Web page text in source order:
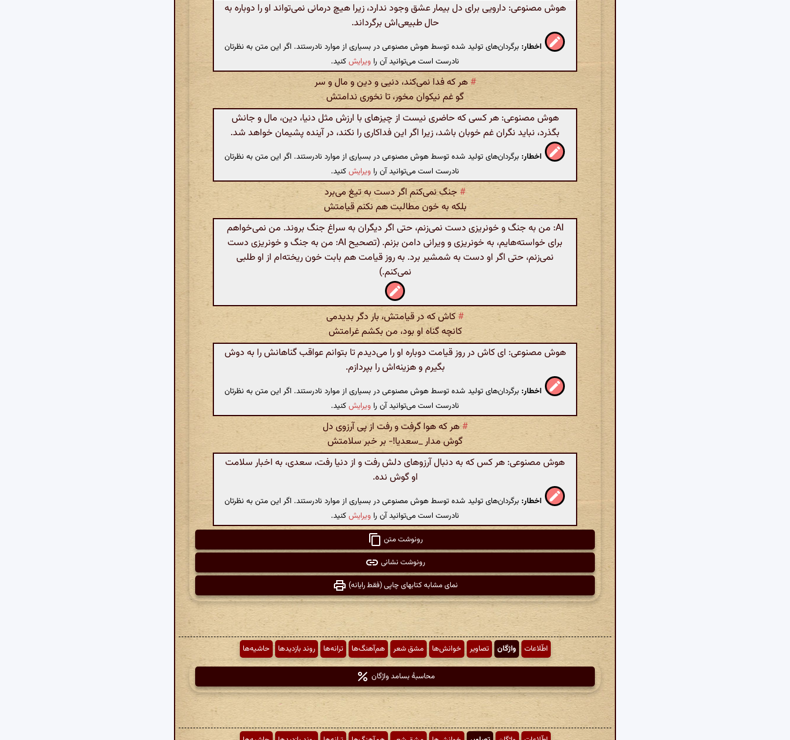
هوش مصنوعی: دارویی برای دل بیمار عشق وجود ندارد، زیرا هیچ درمانی نمی‌تواند او را دوباره به
حال طبیعی‌اش برگرداند.
اخطار: برگردان‌های تولید شده توسط هوش مصنوعی در بسیاری از موارد نادرستند. اگر این متن به نظرتان
نادرست است می‌توانید آن را ویرایشکنید.
# هر که فدا نمی‌کند، دنیی و دین و مال و سر
گو غم نیکوان مخور، تا نخوری ندامتش
هوش مصنوعی: هر کسی که حاضری نیست از چیزهای با ارزش مثل دنیا، دین، مال و جانش
بگذرد، نباید نگران غم خوبان باشد، زیرا اگر این فداکاری را نکند، در آینده پشیمان خواهد شد.
اخطار: برگردان‌های تولید شده توسط هوش مصنوعی در بسیاری از موارد نادرستند. اگر این متن به نظرتان
نادرست است می‌توانید آن را ویرایشکنید.
# جنگ نمی‌کنم اگر دست به تیغ می‌برد
بلکه به خون مطالبت هم نکنم قیامتش
AI: من به جنگ و خونریزی دست نمی‌زنم، حتی اگر دیگران به سراغ جنگ بروند. من نمی‌خواهم
برای خواسته‌هایم، به خونریزی و ویرانی دامن بزنم. (تصحیح AI: من به جنگ و خونریزی دست
نمی‌زنم، حتی اگر او دست به شمشیر برد. به روز قیامت هم بابت خون ریخته‌ام از او طلبی
نمی‌کنم.)
# کاش که در قیامتش، بار دگر بدیدمی
کانچه گناه او بود، من بکشم غرامتش
هوش مصنوعی: ای کاش در روز قیامت دوباره او را می‌دیدم تا بتوانم عواقب گناهانش را به دوش
بگیرم و هزینه‌اش را بپردازم.
اخطار: برگردان‌های تولید شده توسط هوش مصنوعی در بسیاری از موارد نادرستند. اگر این متن به نظرتان
نادرست است می‌توانید آن را ویرایشکنید.
#هر که هوا گرفت و رفت از پی آرزوی دل
گوش مدار _سعدیا!- بر خبر سلامتش
هوش مصنوعی: هر کس که به دنبال آرزوهای دلش رفت و از دنیا رفت، سعدی، به اخبار سلامت
او گوش نده.
اخطار: برگردان‌های تولید شده توسط هوش مصنوعی در بسیاری از موارد نادرستند. اگر این متن به نظرتان
نادرست است می‌توانید آن را ویرایشکنید.
رونوشت متن
رونوشت نشانی
نمای مشابه کتابهای چاپی (فقط رایانه)
اطّلاعات واژگان تصاویر خوانش‌ها مشق شعر هم‌آهنگ‌ها ترانه‌ها روند بازدیدها حاشیه‌ها
محاسبهٔ بسامد واژگان